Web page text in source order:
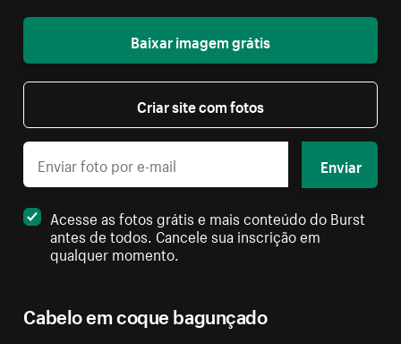
Cabelo em coque bagunçado
Baixar imagem grátis
Criar site com fotos
Enviar
Acesse as fotos grátis e mais conteúdo do Burst
antes de todos. Cancele sua inscrição em
qualquer momento.